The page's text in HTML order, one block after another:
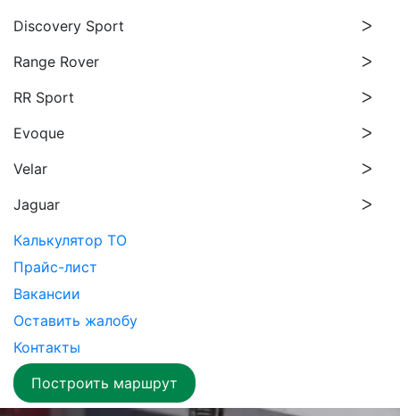
Discovery Sport
Range Rover
RR Sport
Evoque
Velar
Jaguar
Калькулятор ТО
Прайс-лист
Вакансии
Оставить жалобу
Контакты
Построить маршрут